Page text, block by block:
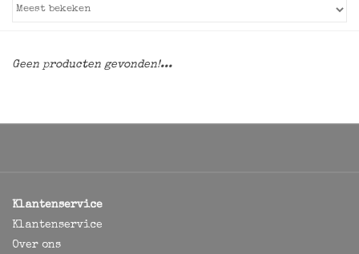
Geen producten gevonden!...
Klantenservice
Klantenservice
Over ons